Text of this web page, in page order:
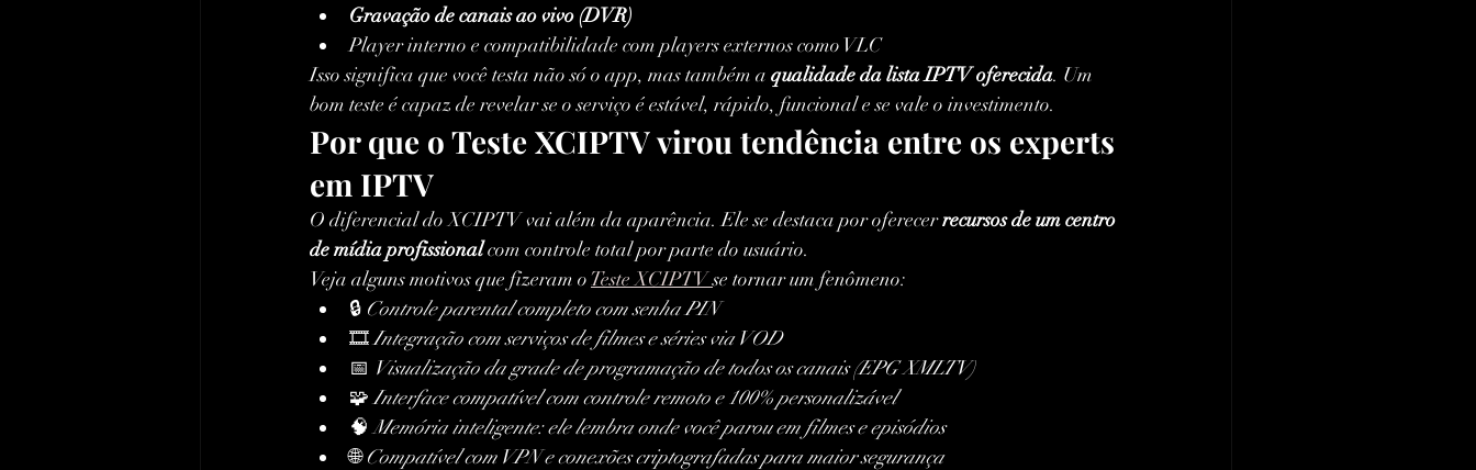
Gravação de canais ao vivo (DVR)
Player interno e compatibilidade com players externos como VLC
Isso significa que você testa não só o app, mas também a qualidade da lista IPTV oferecida. Um
bom teste é capaz de revelar se o serviço é estável, rápido, funcional e se vale o investimento.
Por que o Teste XCIPTV virou tendência entre os experts
em IPTV
O diferencial do XCIPTV vai além da aparência. Ele se destaca por oferecer recursos de um centro
de mídia profissional com controle total por parte do usuário.
Veja alguns motivos que fizeram o Teste XCIPTV se tornar um fenômeno:
🔒 Controle parental completo com senha PIN
🎞️ Integração com serviços de filmes e séries via VOD
📅 Visualização da grade de programação de todos os canais (EPG XMLTV)
🧩 Interface compatível com controle remoto e 100% personalizável
🧠 Memória inteligente: ele lembra onde você parou em filmes e episódios
🌐 Compatível com VPN e conexões criptografadas para maior segurança